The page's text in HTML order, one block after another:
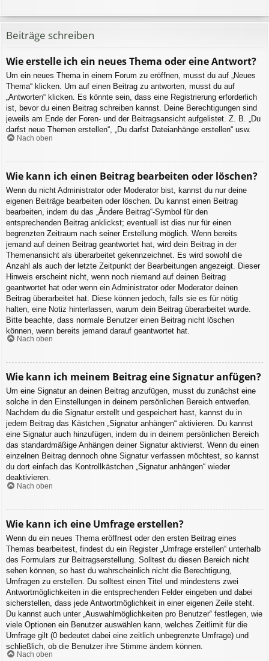
Beiträge schreiben
Wie erstelle ich ein neues Thema oder eine Antwort?
Um ein neues Thema in einem Forum zu eröffnen, musst du auf „Neues
Thema“ klicken. Um auf einen Beitrag zu antworten, musst du auf
„Antworten“ klicken. Es könnte sein, dass eine Registrierung erforderlich
ist, bevor du einen Beitrag schreiben kannst. Deine Berechtigungen sind
jeweils am Ende der Foren- und der Beitragsansicht aufgelistet. Z. B. „Du
darfst neue Themen erstellen“, „Du darfst Dateianhänge erstellen“ usw.
Nach oben
Wie kann ich einen Beitrag bearbeiten oder löschen?
Wenn du nicht Administrator oder Moderator bist, kannst du nur deine
eigenen Beiträge bearbeiten oder löschen. Du kannst einen Beitrag
bearbeiten, indem du das „Ändere Beitrag“-Symbol für den
entsprechenden Beitrag anklickst; eventuell ist dies nur für einen
begrenzten Zeitraum nach seiner Erstellung möglich. Wenn bereits
jemand auf deinen Beitrag geantwortet hat, wird dein Beitrag in der
Themenansicht als überarbeitet gekennzeichnet. Es wird sowohl die
Anzahl als auch der letzte Zeitpunkt der Bearbeitungen angezeigt. Dieser
Hinweis erscheint nicht, wenn noch niemand auf deinen Beitrag
geantwortet hat oder wenn ein Administrator oder Moderator deinen
Beitrag überarbeitet hat. Diese können jedoch, falls sie es für nötig
halten, eine Notiz hinterlassen, warum dein Beitrag überarbeitet wurde.
Bitte beachte, dass normale Benutzer einen Beitrag nicht löschen
können, wenn bereits jemand darauf geantwortet hat.
Nach oben
Wie kann ich meinem Beitrag eine Signatur anfügen?
Um eine Signatur an deinen Beitrag anzufügen, musst du zunächst eine
solche in den Einstellungen in deinem persönlichen Bereich entwerfen.
Nachdem du die Signatur erstellt und gespeichert hast, kannst du in
jedem Beitrag das Kästchen „Signatur anhängen“ aktivieren. Du kannst
eine Signatur auch hinzufügen, indem du in deinem persönlichen Bereich
das standardmäßige Anhängen deiner Signatur aktivierst. Wenn du einen
einzelnen Beitrag dennoch ohne Signatur verfassen möchtest, so kannst
du dort einfach das Kontrollkästchen „Signatur anhängen“ wieder
deaktivieren.
Nach oben
Wie kann ich eine Umfrage erstellen?
Wenn du ein neues Thema eröffnest oder den ersten Beitrag eines
Themas bearbeitest, findest du ein Register „Umfrage erstellen“ unterhalb
des Formulars zur Beitragserstellung. Solltest du diesen Bereich nicht
sehen können, so hast du wahrscheinlich nicht die Berechtigung,
Umfragen zu erstellen. Du solltest einen Titel und mindestens zwei
Antwortmöglichkeiten in die entsprechenden Felder eingeben und dabei
sicherstellen, dass jede Antwortmöglichkeit in einer eigenen Zeile steht.
Du kannst auch unter „Auswahlmöglichkeiten pro Benutzer“ festlegen, wie
viele Optionen ein Benutzer auswählen kann, welches Zeitlimit für die
Umfrage gilt (0 bedeutet dabei eine zeitlich unbegrenzte Umfrage) und
schließlich, ob die Benutzer ihre Stimme ändern können.
Nach oben